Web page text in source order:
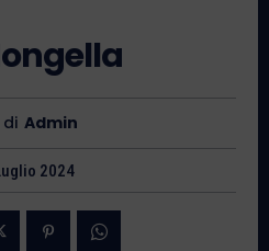
di Admin
2024